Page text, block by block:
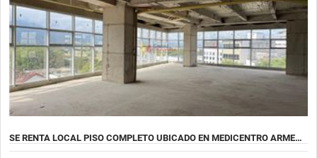
SE RENTA LOCAL PISO COMPLETO UBICADO EN MEDICENTRO ARME…